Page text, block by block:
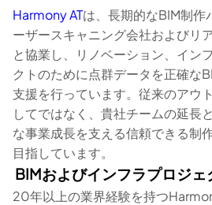
Harmony ATは、長期的なBIM制作
ーザースキャニング会社およびリ
と協業し、リノベーション、イン
クトのために点群データを正確な
支援を行っています。従来のアウ
してではなく、貴社チームの延長
な事業成長を支える信頼できる制
目指しています。
BIMおよびインフラプロジ
20年以上の業界経験を持つ